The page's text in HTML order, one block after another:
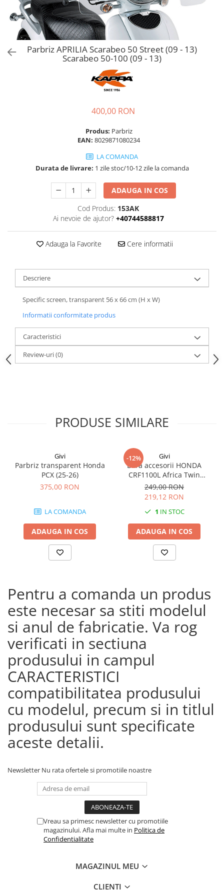
Parbriz APRILIA Scarabeo 50 Street (09 - 13)
Scarabeo 50-100 (09 - 13)
400,00 RON
Produs: Parbriz
EAN: 8029871080234
LA COMANDA
Durata de livrare: 1 zile stoc/10-12 zile la comanda
ADAUGA IN COS
Cod Produs: 153AK
Ai nevoie de ajutor? +40744588817
Adauga la Favorite Cere informatii
Descriere
Specific screen, transparent 56 x 66 cm (H x W)
Informatii conformitate produs
Caracteristici
Review-uri(0)
PRODUSE SIMILARE
Givi
Parbriz transparent Honda
PCX (25-26)
375,00 RON
LA COMANDA
ADAUGA IN COS
-12% Givi
Bara accesorii HONDA
CRF1100L Africa Twin
Adventure Sports (20 - 23)
CRF1100L Africa Twin
Adventure Sports (24)
CRF1100L AFRICA TWIN (24)
CRF1100L Africa Twin (20 -
23)
249,00 RON
219,12 RON
1 IN STOC
ADAUGA IN COS
Pentru a comanda un produs
este necesar sa stiti modelul
si anul de fabricatie. Va rog
verificati in sectiuna
produsului in campul
CARACTERISTICI
compatibilitatea produsului
cu modelul, precum si in titlul
produsului sunt specificate
aceste detalii.
Newsletter Nu rata ofertele si promotiile noastre
Vreau sa primesc newsletter cu promotiile
magazinului. Afla mai multe in Politica de
Confidentialitate
MAGAZINUL MEU
CLIENTI